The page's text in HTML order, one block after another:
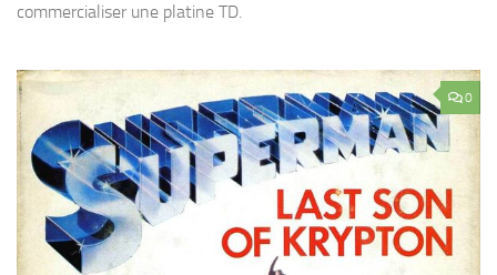
commercialiser une platine TD.
0